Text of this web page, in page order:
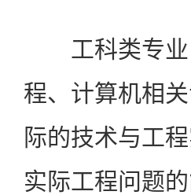
工科类专业
程、计算机相
际的技术与工
实际工程问题